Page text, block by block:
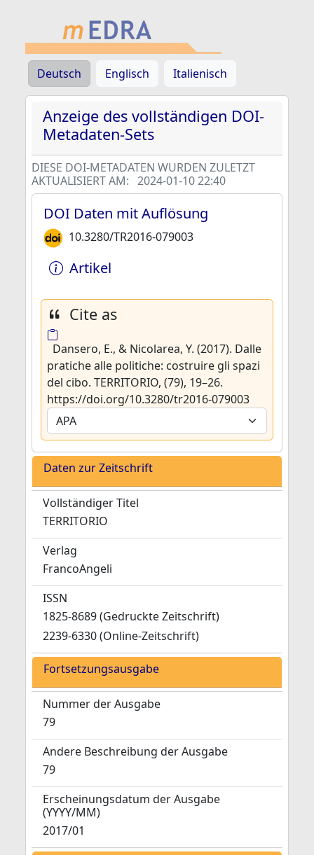
Deutsch Englisch Italienisch
Anzeige des vollständigen DOI-
Metadaten-Sets
DIESE DOI-METADATEN WURDEN ZULETZT
AKTUALISIERT AM: 2024-01-10 22:40
DOI Daten mit Auflösung
10.3280/TR2016-079003
Artikel
Cite as
Dansero, E., & Nicolarea, Y. (2017). Dalle
pratiche alle politiche: costruire gli spazi
del cibo. TERRITORIO, (79), 19–26.
https://doi.org/10.3280/tr2016-079003
Daten zur Zeitschrift
Vollständiger Titel
TERRITORIO
Verlag
FrancoAngeli
ISSN
1825-8689 (Gedruckte Zeitschrift)
2239-6330 (Online-Zeitschrift)
Fortsetzungsausgabe
Nummer der Ausgabe
79
Andere Beschreibung der Ausgabe
79
Erscheinungsdatum der Ausgabe
(YYYY/MM)
2017/01